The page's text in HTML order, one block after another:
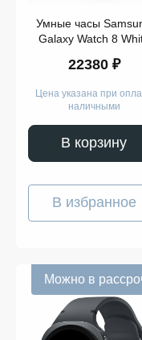
Умные часы
Galaxy Watch 8
22380 ₽
Цена указана при
наличными
В корзину
В избранное
Можно в